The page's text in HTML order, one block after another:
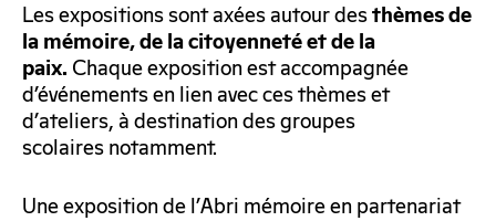
Les expositions sont axées autour desthèmes de
la mémoire, de la citoyenneté et de la
paix. Chaque exposition est accompagnée
d’événements en lien avec ces thèmes et
d’ateliers, à destination des groupes
scolaires notamment.
Une exposition de l’Abri mémoire en partenariat